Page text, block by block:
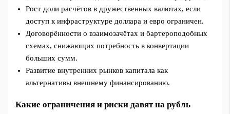
Рост доли расчётов в дружественных валютах, если
доступ к инфраструктуре доллара и евро ограничен.
Договорённости о взаимозачётах и бартероподобных
схемах, снижающих потребность в конвертации
больших сумм.
Развитие внутренних рынков капитала как
альтернативы внешнему финансированию.
Какие ограничения и риски давят на рубль